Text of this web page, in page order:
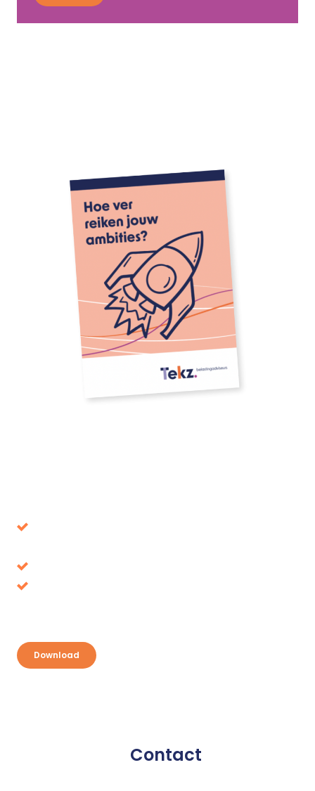
Download
Contact